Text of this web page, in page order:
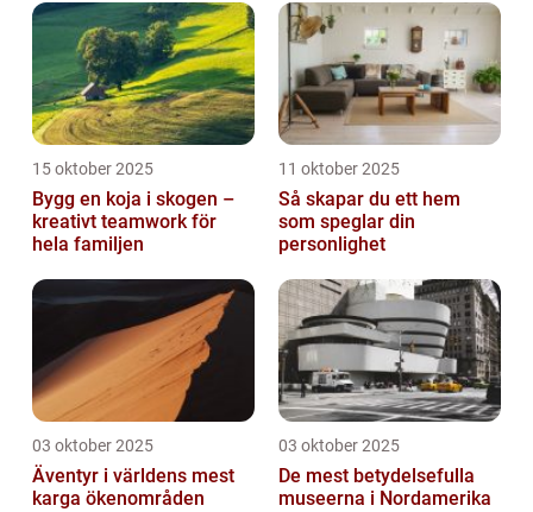
15 oktober 2025
Bygg en koja i skogen –
kreativt teamwork för
hela familjen
11 oktober 2025
Så skapar du ett hem
som speglar din
personlighet
03 oktober 2025
Äventyr i världens mest
karga ökenområden
03 oktober 2025
De mest betydelsefulla
museerna i Nordamerika